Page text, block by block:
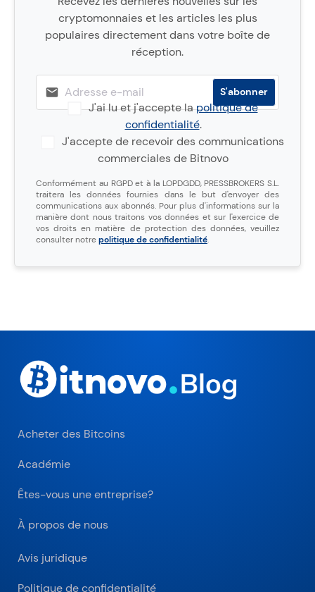
cryptomonnaies et les articles les plus
populaires directement dans votre boîte de
réception.
J'ai lu et j'accepte lapolitique de
confidentialité.
J'accepte de recevoir des communications
commerciales de Bitnovo
Conformément au RGPD et à la LOPDGDD, PRESSBROKERS S.L.
traitera les données fournies dans le but d'envoyer des
communications aux abonnés. Pour plus d'informations sur la
manière dont nous traitons vos données et sur l'exercice de
vos droits en matière de protection des données, veuillez
consulter notrepolitique de confidentialité.
Acheter des Bitcoins
Académie
Êtes-vous une entreprise?
À propos de nous
Avis juridique
Politique de confidentialité